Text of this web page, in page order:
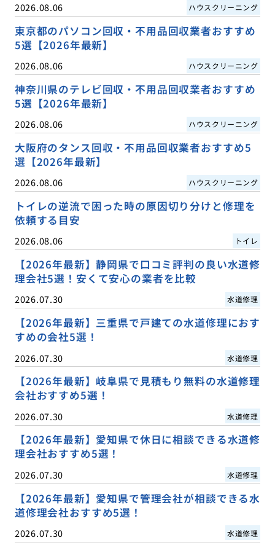
2026.08.06 ハウスクリーニング
東京都のパソコン回収・不用品回収業者おすすめ
5選【2026年最新】
2026.08.06 ハウスクリーニング
神奈川県のテレビ回収・不用品回収業者おすすめ
5選【2026年最新】
2026.08.06 ハウスクリーニング
大阪府のタンス回収・不用品回収業者おすすめ5
選【2026年最新】
2026.08.06 ハウスクリーニング
トイレの逆流で困った時の原因切り分けと修理を
依頼する目安
2026.08.06 トイレ
【2026年最新】静岡県で口コミ評判の良い水道修
理会社5選！安くて安心の業者を比較
2026.07.30 水道修理
【2026年最新】三重県で戸建ての水道修理におす
すめの会社5選！
2026.07.30 水道修理
【2026年最新】岐阜県で見積もり無料の水道修理
会社おすすめ5選！
2026.07.30 水道修理
【2026年最新】愛知県で休日に相談できる水道修
理会社おすすめ5選！
2026.07.30 水道修理
【2026年最新】愛知県で管理会社が相談できる水
道修理会社おすすめ5選！
2026.07.30 水道修理